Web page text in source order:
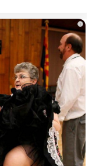
i